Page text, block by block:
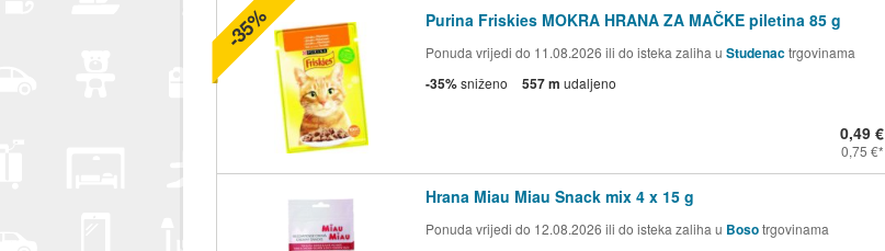
Purina Friskies MOKRA HRANA ZA MAČKE piletina 85 g
Ponuda vrijedi do 11.08.2026 ili do isteka zaliha u Studenactrgovinama
-35%sniženo 557 m udaljeno
0,49 €
0,75 €
-35%
Hrana Miau Miau Snack mix 4 x 15 g
Ponuda vrijedi do 12.08.2026 ili do isteka zaliha u Bosotrgovinama